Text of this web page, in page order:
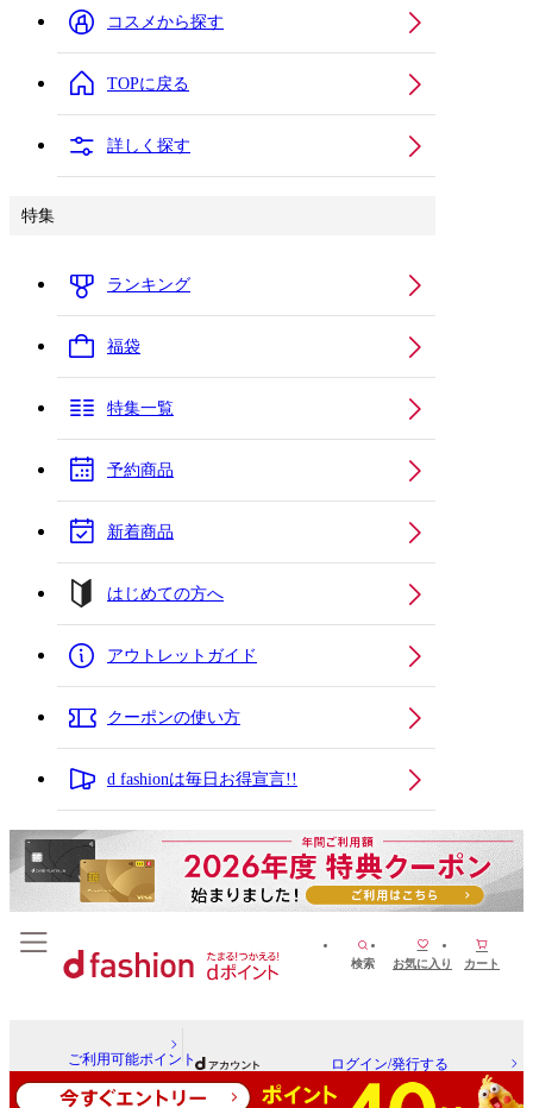
コスメから探す
TOPに戻る
詳しく探す
特集
ランキング
福袋
特集一覧
予約商品
新着商品
はじめての方へ
アウトレットガイド
クーポンの使い方
d fashionは毎日お得宣言!!
検索 お気に入り カート
ご利用可能ポイント ログイン/発行する